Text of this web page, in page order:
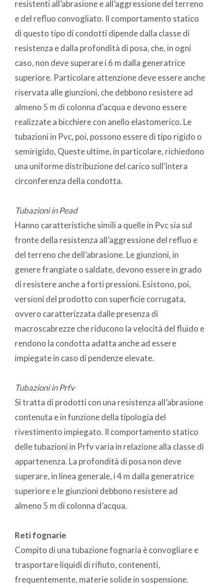
resistenti all’abrasione e all’aggressione del terreno
e del refluo convogliato. Il comportamento statico
di questo tipo di condotti dipende dalla classe di
resistenza e dalla profondità di posa, che, in ogni
caso, non deve superare i 6 m dalla generatrice
superiore. Particolare attenzione deve essere anche
riservata alle giunzioni, che debbono resistere ad
almeno 5 m di colonna d’acqua e devono essere
realizzate a bicchiere con anello elastomerico. Le
tubazioni in Pvc, poi, possono essere di tipo rigido o
semirigido, Queste ultime, in particolare, richiedono
una uniforme distribuzione del carico sull’intera
circonferenza della condotta.
Tubazioni in Pead
Hanno caratteristiche simili a quelle in Pvc sia sul
fronte della resistenza all’aggressione del refluo e
del terreno che dell’abrasione. Le giunzioni, in
genere frangiate o saldate, devono essere in grado
di resistere anche a forti pressioni. Esistono, poi,
versioni del prodotto con superficie corrugata,
ovvero caratterizzata dalle presenza di
macroscabrezze che riducono la velocità del fluido e
rendono la condotta adatta anche ad essere
impiegate in caso di pendenze elevate.
Tubazioni in Prfv
Si tratta di prodotti con una resistenza all’abrasione
contenuta e in funzione della tipologia del
rivestimento impiegato. Il comportamento statico
delle tubazioni in Prfv varia in relazione alla classe di
appartenenza. La profondità di posa non deve
superare, in linea generale, i 4 m dalla generatrice
superiore e le giunzioni debbono resistere ad
almeno 5 m di colonna d’acqua.
Reti fognarie
Compito di una tubazione fognaria è convogliare e
trasportare liquidi di rifiuto, contenenti,
frequentemente, materie solide in sospensione.